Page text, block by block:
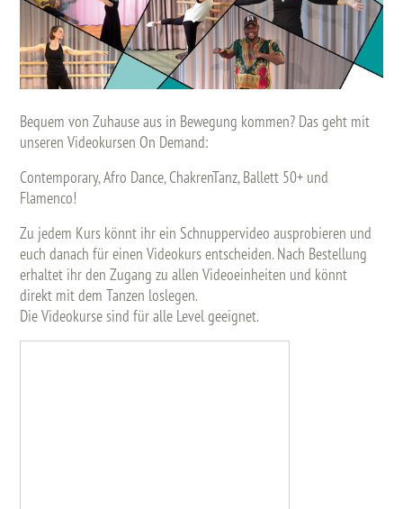
Bequem von Zuhause aus in Bewegung kommen? Das geht mit
unseren Videokursen On Demand:
Contemporary, Afro Dance, ChakrenTanz, Ballett 50+ und
Flamenco!
Zu jedem Kurs könnt ihr ein Schnuppervideo ausprobieren und
euch danach für einen Videokurs entscheiden. Nach Bestellung
erhaltet ihr den Zugang zu allen Videoeinheiten und könnt
direkt mit dem Tanzen loslegen.
Die Videokurse sind für alle Level geeignet.